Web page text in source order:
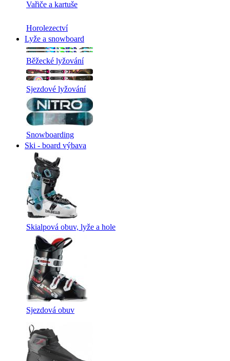
Vařiče a kartuše
Horolezectví
Lyže a snowboard
Běžecké lyžování
Sjezdové lyžování
Snowboarding
Ski - board výbava
Skialpová obuv, lyže a hole
Sjezdová obuv